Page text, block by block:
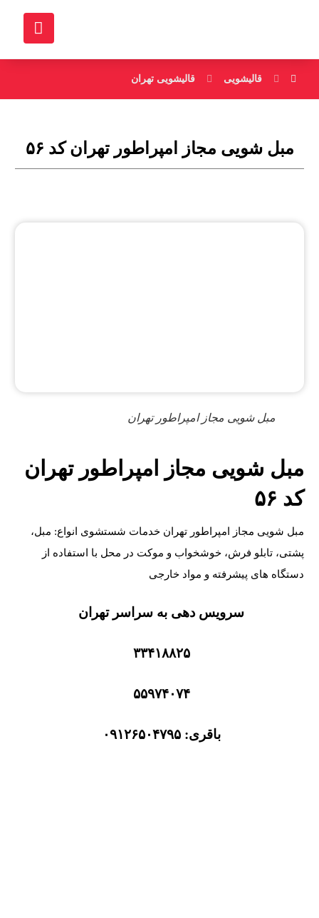
قالیشویی قالیشویی تهران
مبل شویی مجاز امپراطور تهران کد ۵۶
مبل شویی مجاز امپراطور تهران
مبل شویی مجاز امپراطور تهران
کد ۵۶
مبل شویی مجاز امپراطور تهران خدمات شستشوی انواع: مبل،
پشتی، تابلو فرش، خوشخواب و موکت در محل با استفاده از
دستگاه های پیشرفته و مواد خارجی
سرویس دهی به سراسر تهران
۳۳۴۱۸۸۲۵
۵۵۹۷۴۰۷۴
باقری: ۰۹۱۲۶۵۰۴۷۹۵